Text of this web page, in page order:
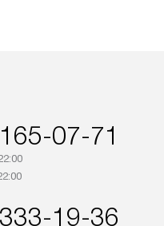
07-71
19-36